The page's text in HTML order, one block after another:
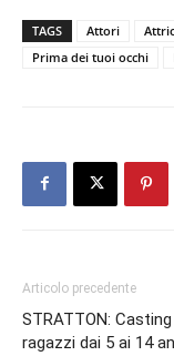
TAGS Attori
Prima dei tuoi occhi
Articolo precedente
STRATTON:
ragazzi dai 5 ai 14